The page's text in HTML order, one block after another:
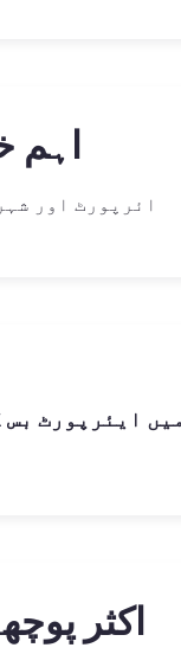
اہم
ائرپورٹ اور
ایئرپورٹ بس
اکثر